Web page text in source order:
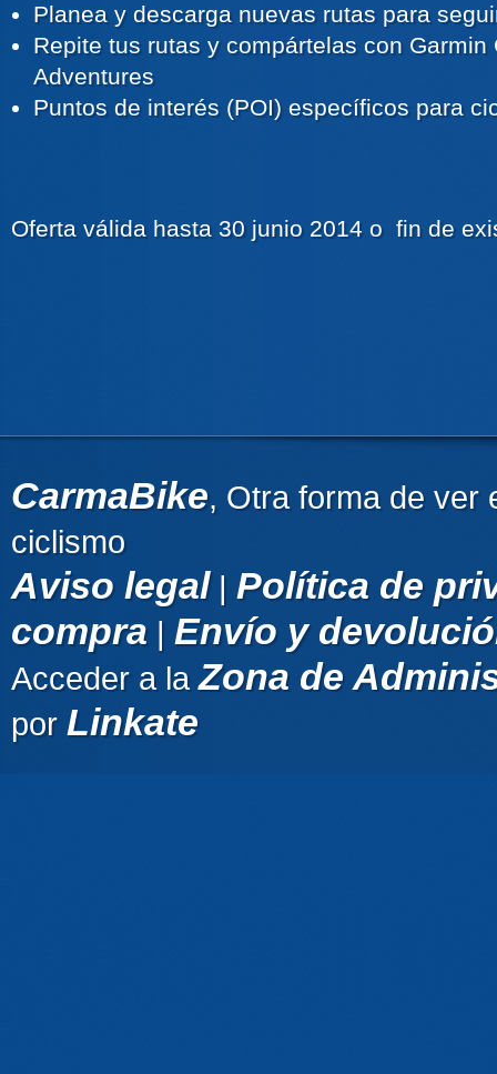
Planea y descarga nuevas rutas para
Repite tus rutas y compártelas con
Adventures
Puntos de interés (POI) específicos para
Oferta válida hasta 30 junio 2014 o fin de
CarmaBike, Otra forma de ver
ciclismo
Aviso legal| Política de
compra | Envío y
Acceder a laZona de
por Linkate